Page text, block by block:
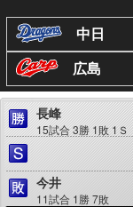
中日
広島
長峰
15試合 3勝 1敗 1Ｓ
今井
11試合 1勝 7敗